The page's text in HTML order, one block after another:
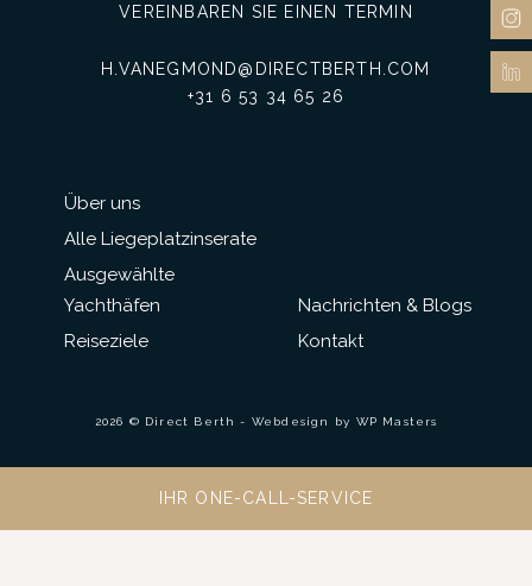
Über uns
Alle Liegeplatzinserate
Ausgewählte
Yachthäfen
Reiseziele
VEREINBAREN SIE EINEN TERMIN
H.VANEGMOND@DIRECTBERTH.COM
+31 6 53 34 65 26
Nachrichten & Blogs
Kontakt
2026 © Direct Berth - Webdesign by WP Masters
IHR ONE-CALL-SERVICE